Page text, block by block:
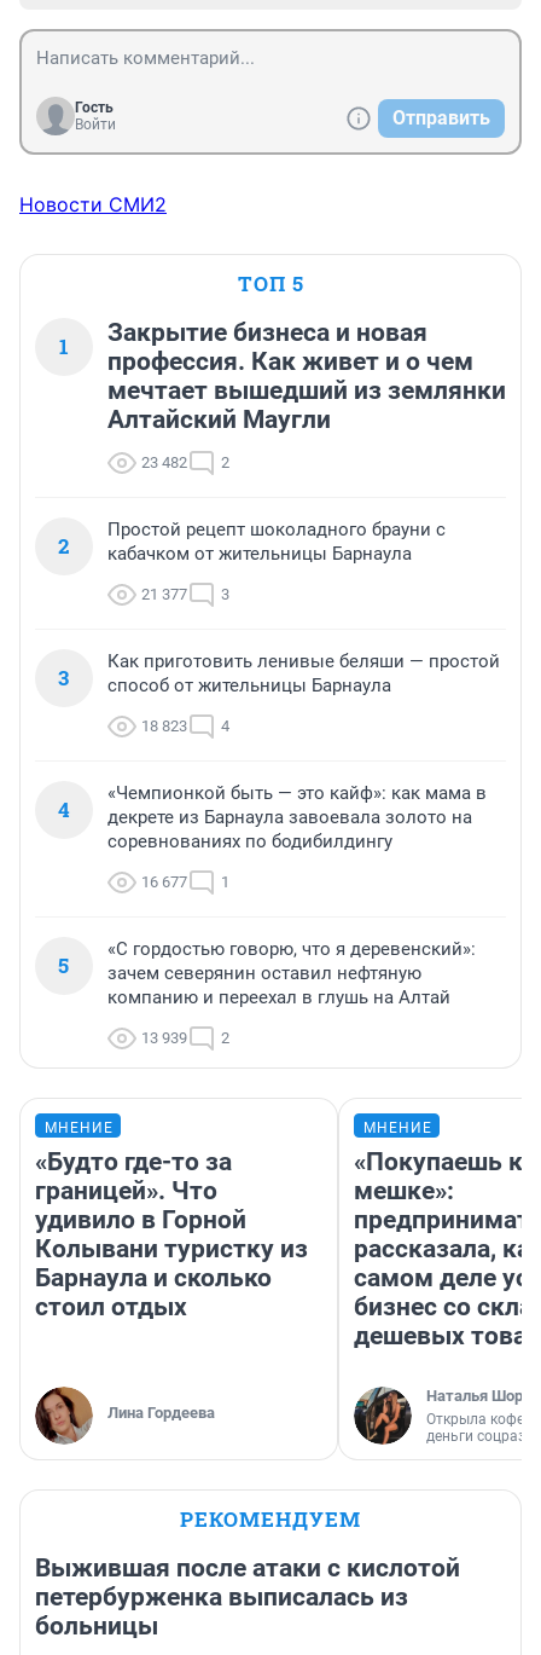
Гость
Войти
Отправить
Новости СМИ2
ТОП 5
1
Закрытие бизнеса и новая
профессия. Как живет и о чем
мечтает вышедший из землянки
Алтайский Маугли
23 482 2
2
Простой рецепт шоколадного брауни с
кабачком от жительницы Барнаула
21 377 3
3
Как приготовить ленивые беляши — простой
способ от жительницы Барнаула
18 823 4
4
«Чемпионкой быть — это кайф»: как мама в
декрете из Барнаула завоевала золото на
соревнованиях по бодибилдингу
16 677 1
5
«С гордостью говорю, что я деревенский»:
зачем северянин оставил нефтяную
компанию и переехал в глушь на Алтай
13 939 2
МНЕНИЕ
«Будто где-то за
границей». Что
удивило в Горной
Колывани туристку из
Барнаула и сколько
стоил отдых
Лина Гордеева
МНЕНИЕ
«Покупаешь
мешке»:
рассказала,
самом деле
бизнес со
дешевых
Наталья
Открыла
деньги
РЕКОМЕНДУЕМ
Выжившая после атаки с кислотой
петербурженка выписалась из
больницы